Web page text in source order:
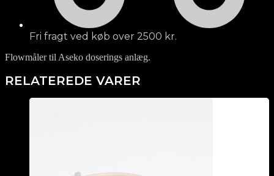
Fri fragt ved køb over 2500 kr.
Flowmåler til Aseko doserings anlæg.
RELATEREDE VARER